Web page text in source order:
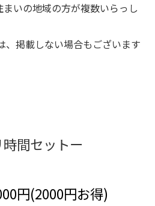
いの地域の方が複数いらっし
掲載しない場合もございます
間セットー
円(2000円お得)